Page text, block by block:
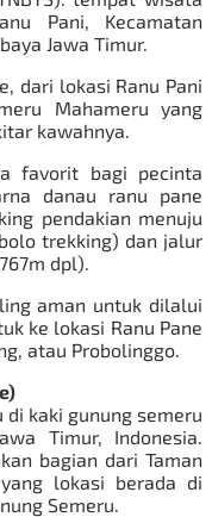
Pani, Kecamatan
Jawa Timur.
dari lokasi Ranu Pani
Mahameru yang
kawahnya.
favorit bagi pecinta
danau ranu pane
pendakian menuju
trekking) dan jalur
dpl).
aman untuk dilalui
ke lokasi Ranu Pane
atau Probolinggo.
di kaki gunung semeru
Timur, Indonesia.
bagian dari Taman
lokasi berada di
Semeru.